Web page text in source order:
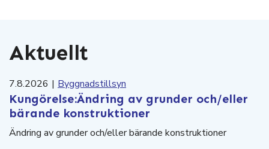
Aktuellt
7.8.2026 | Byggnadstillsyn
Kungörelse:Ändring av grunder och/eller
bärande konstruktioner
Ändring av grunder och/eller bärande konstruktioner